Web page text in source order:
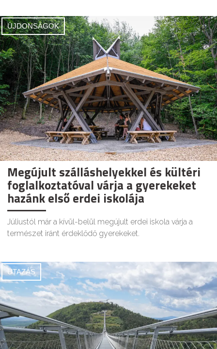
ÚJDONSÁGOK
Megújult szálláshelyekkel és kültéri
foglalkoztatóval várja a gyerekeket
hazánk első erdei iskolája
Júliustól már a kívül-belül megújult erdei iskola várja a
természet iránt érdeklődő gyerekeket.
UTAZÁS